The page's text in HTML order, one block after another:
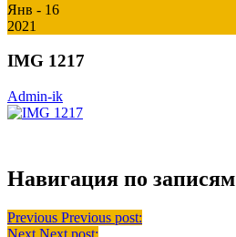
Янв - 16
2021
IMG 1217
Admin-ik
Навигация по записям
Previous Previous post:
Next Next post: